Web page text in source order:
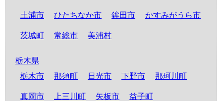
土浦市 ひたちなか市 鉾田市 かすみがうら市
茨城町 常総市 美浦村
栃木県
栃木市
那須町 日光市 下野市 那珂川町
真岡市 上三川町 矢板市 益子町